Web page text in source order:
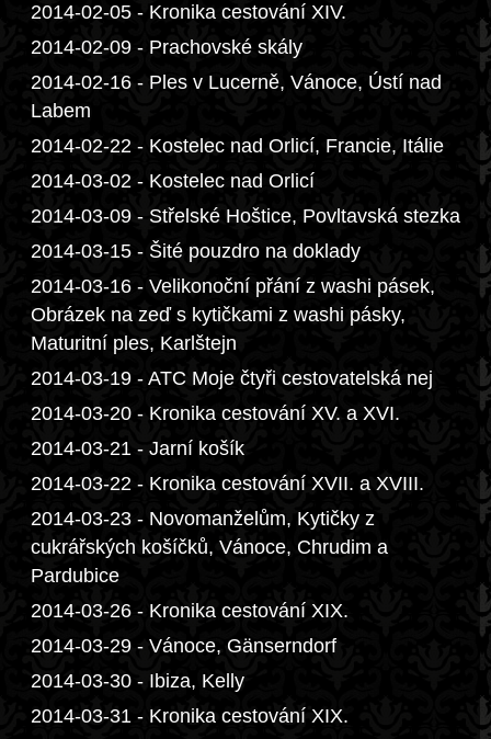
2014-02-05 - Kronika cestování XIV.
2014-02-09 - Prachovské skály
2014-02-16 - Ples v Lucerně, Vánoce, Ústí nad
Labem
2014-02-22 - Kostelec nad Orlicí, Francie, Itálie
2014-03-02 - Kostelec nad Orlicí
2014-03-09 - Střelské Hoštice, Povltavská stezka
2014-03-15 - Šité pouzdro na doklady
2014-03-16 - Velikonoční přání z washi pásek,
Obrázek na zeď s kytičkami z washi pásky,
Maturitní ples, Karlštejn
2014-03-19 - ATC Moje čtyři cestovatelská nej
2014-03-20 - Kronika cestování XV. a XVI.
2014-03-21 - Jarní košík
2014-03-22 - Kronika cestování XVII. a XVIII.
2014-03-23 - Novomanželům, Kytičky z
cukrářských košíčků, Vánoce, Chrudim a
Pardubice
2014-03-26 - Kronika cestování XIX.
2014-03-29 - Vánoce, Gänserndorf
2014-03-30 - Ibiza, Kelly
2014-03-31 - Kronika cestování XIX.